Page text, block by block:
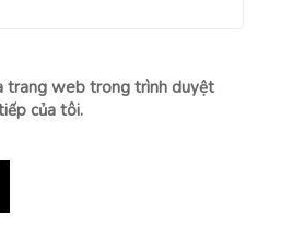
trang web trong trình duyệt
của tôi.